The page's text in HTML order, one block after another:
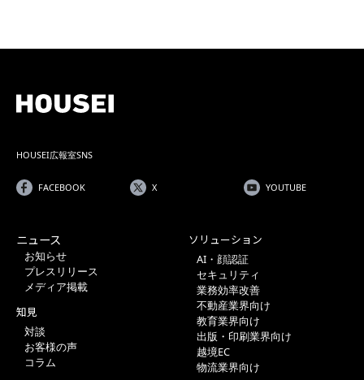
HOUSEI広報室SNS
FACEBOOK X YOUTUBE
ニュース
お知らせ
プレスリリース
メディア掲載
知見
対談
お客様の声
コラム
ソリューション
AI・顔認証
セキュリティ
業務効率改善
不動産業界向け
教育業界向け
出版・印刷業界向け
越境EC
物流業界向け